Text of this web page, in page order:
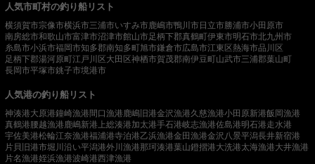
人気市町村の釣り船リスト
横須賀市宗像市横浜市三浦市いすみ市鹿嶋市鴨川市日立市勝浦市小田原市
南房総市和歌山市富津市沼津市館山市足柄下郡真鶴町伊東市明石市北九州市
糸島市小浜市福岡市知多郡南知多町旭市鎌倉市広島市江東区熱海市品川区
足柄下郡湯河原町江戸川区大田区神栖市賀茂郡南伊豆町山武市三浦郡葉山町
長岡市平塚市銚子市境港市
人気港の釣り船リスト
神湊港大原港鐘崎漁港間口漁港 鹿嶋旧港金沢漁港久慈漁港小田原新港飯岡漁港
真鶴港腰越漁港 鹿嶋新港 上総湊港加太港手石港岐志漁港佐島港明石港走水港
宇佐美港松輪江奈漁港福浦港寺泊港乙浜漁港金田漁港金沢八景平潟長井新宿港
片貝旧港市堀川沿い平潟港外川漁港那珂湊港葉山鐙摺港大洗港太海漁港大井漁港
片名漁港姪浜漁港波崎港西津漁港